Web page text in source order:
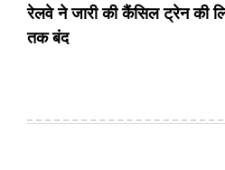
रेलवे ने जारी की कैंसिल ट्रेन की
तक बंद